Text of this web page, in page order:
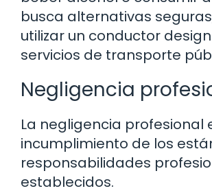
busca alternativas
utilizar un conductor
servicios de transporte
Negligencia
La negligencia profesional
incumplimiento de los
responsabilidades
establecidos.